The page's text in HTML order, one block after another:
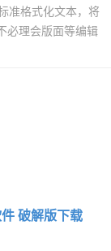
准格式化文本，将
必理会版面等编辑
破解版下载